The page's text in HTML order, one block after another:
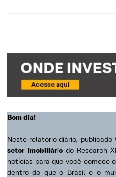
Bom dia!
Neste relatório diário,
setor imobiliário do Research
notícias para que você comece
dentro do que o Brasil e o